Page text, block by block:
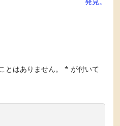
とはありません。 * が付いて